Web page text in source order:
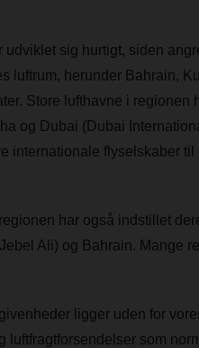
udviklet sig hurtigt, siden
luftrum, herunder Bahrain,
Store lufthavne i
og Dubai (Dubai
internationale flyselskaber
har også indstillet
Ali) og Bahrain. Mange
ligger uden for
luftfragtforsendelser som